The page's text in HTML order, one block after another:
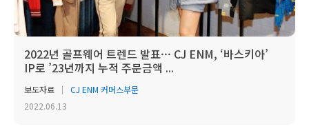
2022년 골프웨어 트렌드 발표··· CJ ENM, ‘바스키아’
IP로 ’23년까지 누적 주문금액 ...
보도자료
CJ ENM 커머스부문
2022.06.13